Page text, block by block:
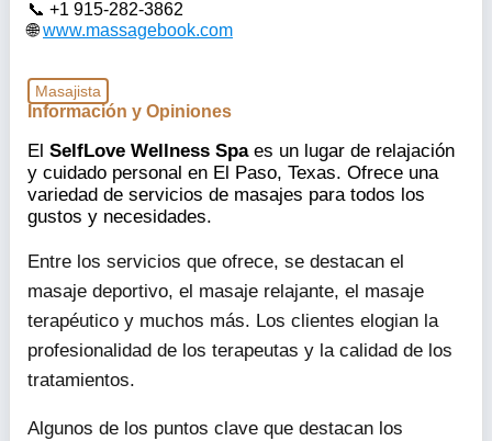
+1 915-282-3862
www.massagebook.com
Masajista
Información y Opiniones
El SelfLove Wellness Spaes un lugar de relajación
y cuidado personal en El Paso, Texas. Ofrece una
variedad de servicios de masajes para todos los
gustos y necesidades.
Entre los servicios que ofrece, se destacan el
masaje deportivo, el masaje relajante, el masaje
terapéutico y muchos más. Los clientes elogian la
profesionalidad de los terapeutas y la calidad de los
tratamientos.
Algunos de los puntos clave que destacan los